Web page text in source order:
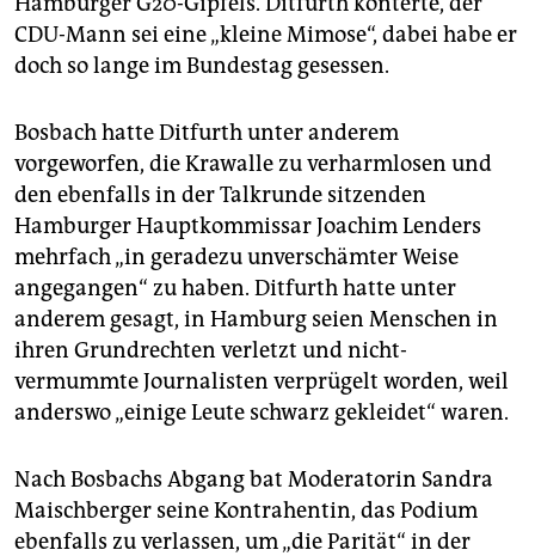
CDU-Mann sei eine „kleine Mimose“, dabei habe er
doch so lange im Bundestag gesessen.
Bosbach hatte Ditfurth unter anderem
vorgeworfen, die Krawalle zu verharmlosen und
den ebenfalls in der Talkrunde sitzenden
Hamburger Hauptkommissar Joachim Lenders
mehrfach „in geradezu unverschämter Weise
angegangen“ zu haben. Ditfurth hatte unter
anderem gesagt, in Hamburg seien Menschen in
ihren Grundrechten verletzt und nicht-
vermummte Journalisten verprügelt worden, weil
anderswo „einige Leute schwarz gekleidet“ waren.
Nach Bosbachs Abgang bat Moderatorin Sandra
Maischberger seine Kontrahentin, das Podium
ebenfalls zu verlassen, um „die Parität“ in der